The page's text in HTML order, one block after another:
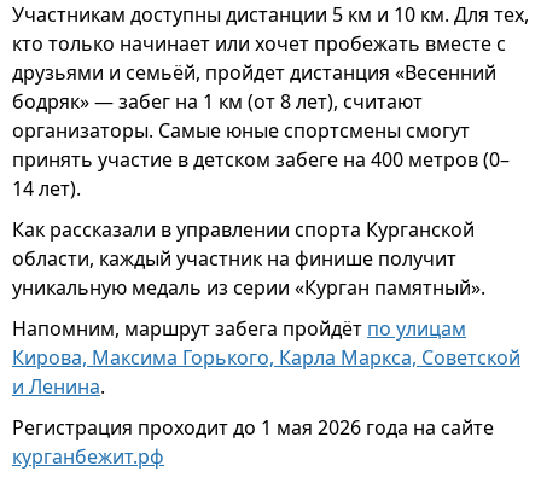
Участникам доступны дистанции 5 км и 10 км. Для тех,
кто только начинает или хочет пробежать вместе с
друзьями и семьёй, пройдет дистанция «Весенний
бодряк» — забег на 1 км (от 8 лет), считают
организаторы. Самые юные спортсмены смогут
принять участие в детском забеге на 400 метров (0–
14 лет).
Как рассказали в управлении спорта Курганской
области, каждый участник на финише получит
уникальную медаль из серии «Курган памятный».
Напомним, маршрут забега пройдёт по улицам
Кирова, Максима Горького, Карла Маркса, Советской
и Ленина.
Регистрация проходит до 1 мая 2026 года на сайте
курганбежит.рф